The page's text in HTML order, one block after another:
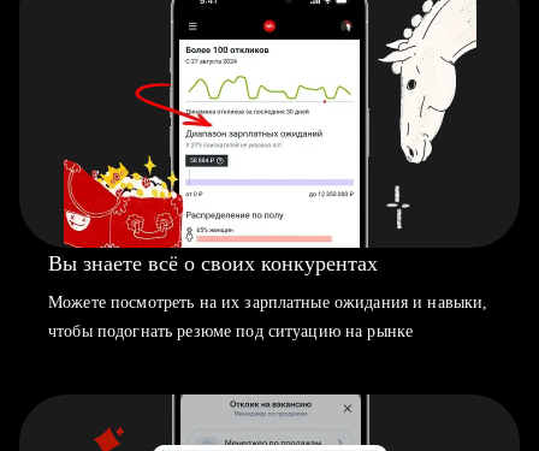
Вы знаете всё о своих конкурентах
Можете посмотреть на их зарплатные ожидания и навыки,
чтобы подогнать резюме под ситуацию на рынке